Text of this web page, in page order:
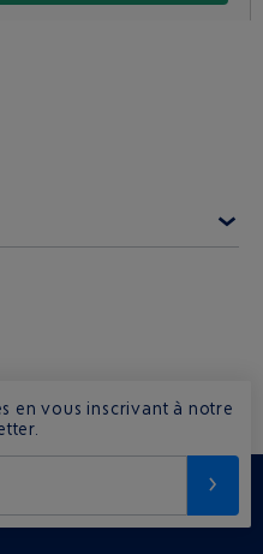
en vous inscrivant à notre